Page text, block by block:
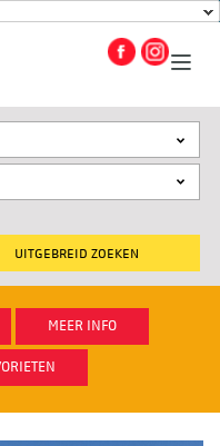
UITGEBREID ZOEKEN
MEER INFO